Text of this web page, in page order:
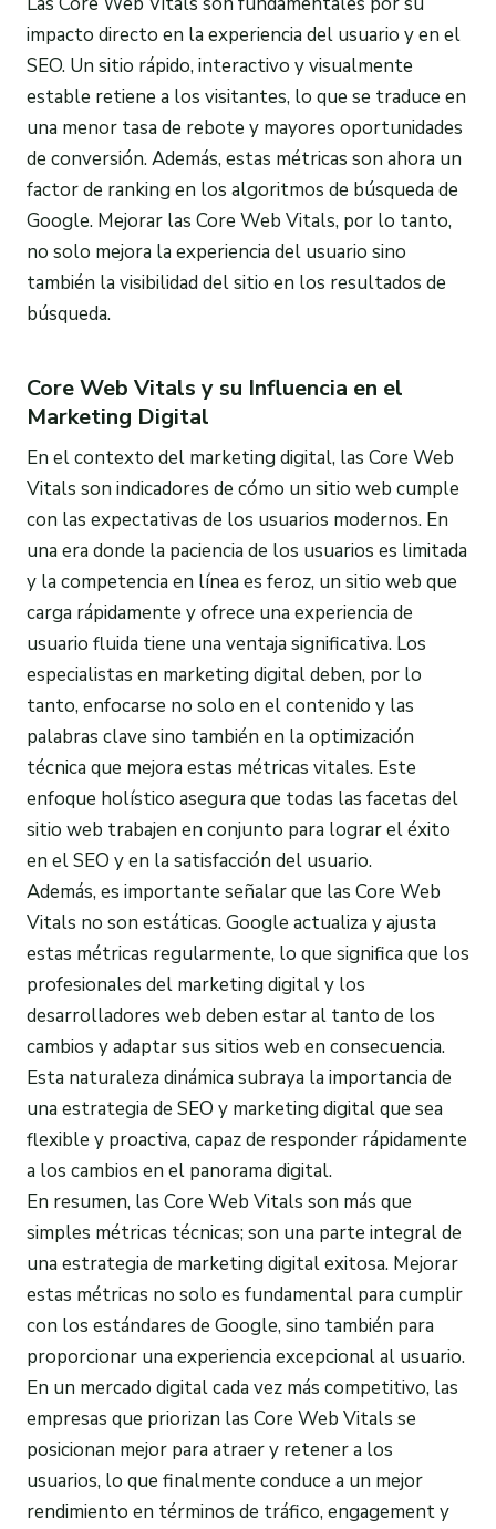
impacto directo en la experiencia del usuario y en el
SEO. Un sitio rápido, interactivo y visualmente
estable retiene a los visitantes, lo que se traduce en
una menor tasa de rebote y mayores oportunidades
de conversión. Además, estas métricas son ahora un
factor de ranking en los algoritmos de búsqueda de
Google. Mejorar las Core Web Vitals, por lo tanto,
no solo mejora la experiencia del usuario sino
también la visibilidad del sitio en los resultados de
búsqueda.
Core Web Vitals y su Influencia en el
Marketing Digital
En el contexto del marketing digital, las Core Web
Vitals son indicadores de cómo un sitio web cumple
con las expectativas de los usuarios modernos. En
una era donde la paciencia de los usuarios es limitada
y la competencia en línea es feroz, un sitio web que
carga rápidamente y ofrece una experiencia de
usuario fluida tiene una ventaja significativa. Los
especialistas en marketing digital deben, por lo
tanto, enfocarse no solo en el contenido y las
palabras clave sino también en la optimización
técnica que mejora estas métricas vitales. Este
enfoque holístico asegura que todas las facetas del
sitio web trabajen en conjunto para lograr el éxito
en el SEO y en la satisfacción del usuario.
Además, es importante señalar que las Core Web
Vitals no son estáticas. Google actualiza y ajusta
estas métricas regularmente, lo que significa que los
profesionales del marketing digital y los
desarrolladores web deben estar al tanto de los
cambios y adaptar sus sitios web en consecuencia.
Esta naturaleza dinámica subraya la importancia de
una estrategia de SEO y marketing digital que sea
flexible y proactiva, capaz de responder rápidamente
a los cambios en el panorama digital.
En resumen, las Core Web Vitals son más que
simples métricas técnicas; son una parte integral de
una estrategia de marketing digital exitosa. Mejorar
estas métricas no solo es fundamental para cumplir
con los estándares de Google, sino también para
proporcionar una experiencia excepcional al usuario.
En un mercado digital cada vez más competitivo, las
empresas que priorizan las Core Web Vitals se
posicionan mejor para atraer y retener a los
usuarios, lo que finalmente conduce a un mejor
rendimiento en términos de tráfico, engagement y